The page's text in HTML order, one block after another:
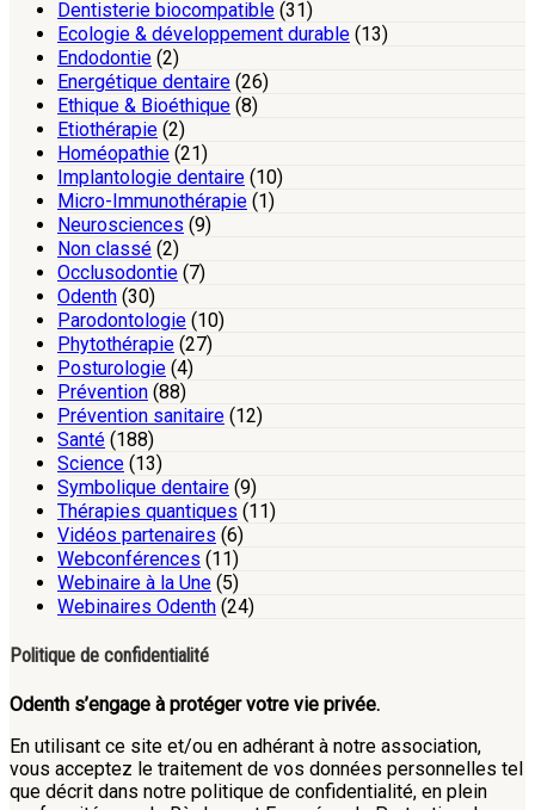
Dentisterie biocompatible (31)
Ecologie & développement durable (13)
Endodontie (2)
Energétique dentaire (26)
Ethique & Bioéthique (8)
Etiothérapie (2)
Homéopathie (21)
Implantologie dentaire (10)
Micro-Immunothérapie (1)
Neurosciences (9)
Non classé (2)
Occlusodontie (7)
Odenth (30)
Parodontologie (10)
Phytothérapie (27)
Posturologie (4)
Prévention (88)
Prévention sanitaire (12)
Santé (188)
Science (13)
Symbolique dentaire (9)
Thérapies quantiques (11)
Vidéos partenaires (6)
Webconférences (11)
Webinaire à la Une (5)
Webinaires Odenth (24)
Politique de confidentialité
Odenth s’engage à protéger votre vie privée.
En utilisant ce site et/ou en adhérant à notre association,
vous acceptez le traitement de vos données personnelles tel
que décrit dans notre politique de confidentialité, en plein